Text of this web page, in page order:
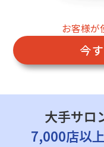
お客様が
今
大手サロ
7,000店以